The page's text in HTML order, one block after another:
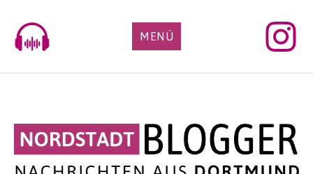
content
MENÜ